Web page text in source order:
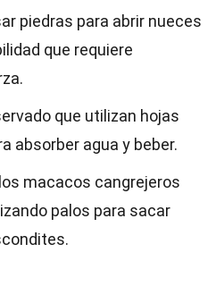
piedras para abrir nueces
que requiere
que utilizan hojas
absorber agua y beber.
macacos cangrejeros
palos para sacar